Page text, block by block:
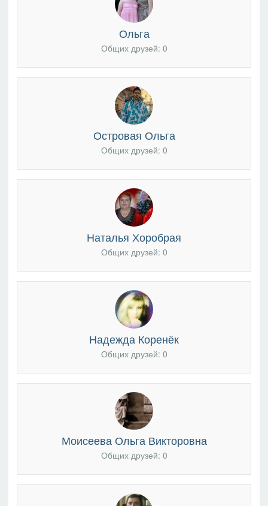
Ольга
Общих друзей: 0
Островая Ольга
Общих друзей: 0
Наталья Хоробрая
Общих друзей: 0
Надежда Коренёк
Общих друзей: 0
Моисеева Ольга Викторовна
Общих друзей: 0